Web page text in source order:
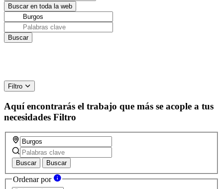
Filtro
Aquí encontrarás el trabajo que más se acople a tus
necesidades Filtro
Buscar Buscar
Ordenar por